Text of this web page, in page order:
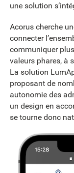
une solution
Acorus cherche
connecter
communiquer
valeurs phares, à
La solution
proposant de
autonomie des
un design en
se tourne donc